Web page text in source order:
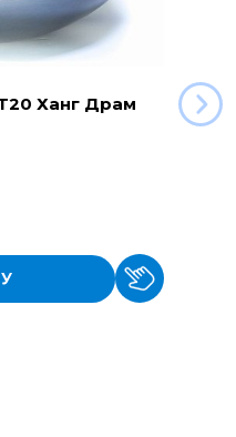
Ханг Драм